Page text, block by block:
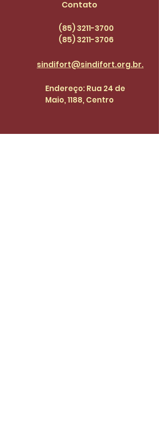
Contato
(85) 3211-3700
(85) 3211-3706
sindifort@sindifort.org.br.
Endereço: Rua 24 de
Maio, 1188, Centro
Cadastre-se para receber